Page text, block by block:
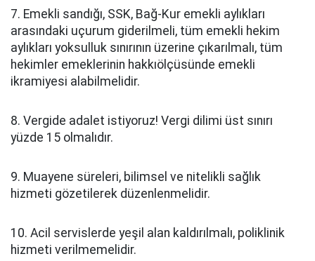
7. Emekli sandığı, SSK, Bağ-Kur emekli aylıkları
arasındaki uçurum giderilmeli, tüm emekli hekim
aylıkları yoksulluk sınırının üzerine çıkarılmalı, tüm
hekimler emeklerinin hakkıölçüsünde emekli
ikramiyesi alabilmelidir.
8. Vergide adalet istiyoruz! Vergi dilimi üst sınırı
yüzde 15 olmalıdır.
9. Muayene süreleri, bilimsel ve nitelikli sağlık
hizmeti gözetilerek düzenlenmelidir.
10. Acil servislerde yeşil alan kaldırılmalı, poliklinik
hizmeti verilmemelidir.